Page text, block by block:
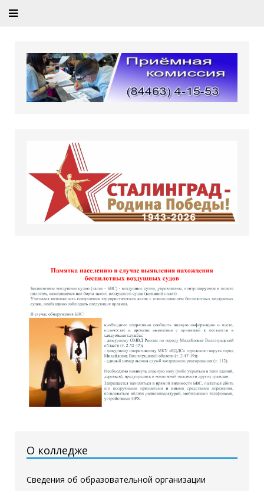
О колледже
Сведения об образовательной организации